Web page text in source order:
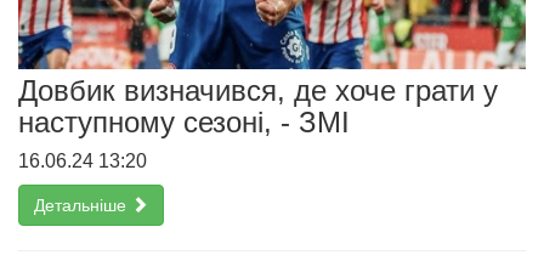
Довбик визначився, де хоче грати у
наступному сезоні, - ЗМІ
16.06.24 13:20
Детальніше